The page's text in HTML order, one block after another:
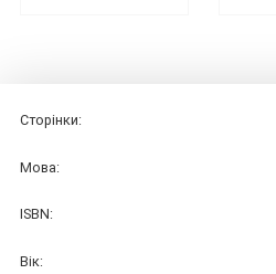
Сторiнки:
Мова:
ISBN:
Вiк: